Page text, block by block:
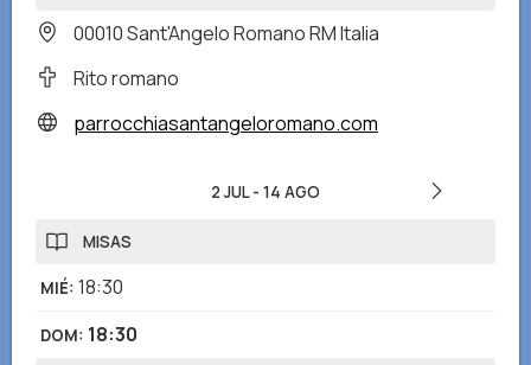
00010 Sant'Angelo Romano RM Italia
Rito romano
parrocchiasantangeloromano.com
2 JUL- 14 AGO
MISAS
MIÉ: 18:30
DOM: 18:30